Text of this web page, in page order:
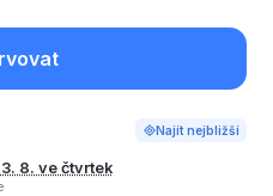
Najít nejbližší
8. ve čtvrtek